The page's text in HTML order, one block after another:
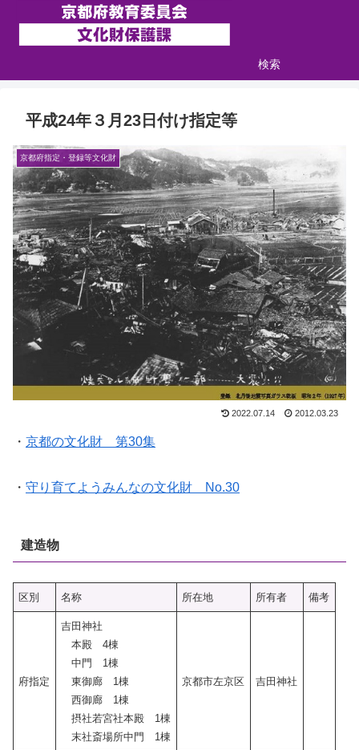
検索
平成24年３月23日付け指定等
京都府指定・登録等文化財
2022.07.14 2012.03.23
・ 京都の文化財 第30集
・ 守り育てようみんなの文化財 No.30
建造物
区別 名称 所在地 所有者 備考
府指定
吉田神社
本殿 4棟
中門 1棟
東御廊 1棟
西御廊 1棟
摂社若宮社本殿 1棟
末社斎場所中門 1棟
京都市左京区 吉田神社